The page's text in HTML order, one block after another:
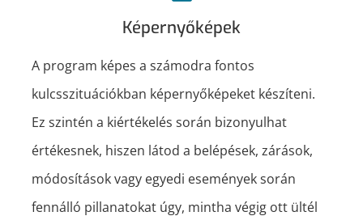
Képernyőképek
A program képes a számodra fontos
kulcsszituációkban képernyőképeket készíteni.
Ez szintén a kiértékelés során bizonyulhat
értékesnek, hiszen látod a belépések, zárások,
módosítások vagy egyedi események során
fennálló pillanatokat úgy, mintha végig ott ültél